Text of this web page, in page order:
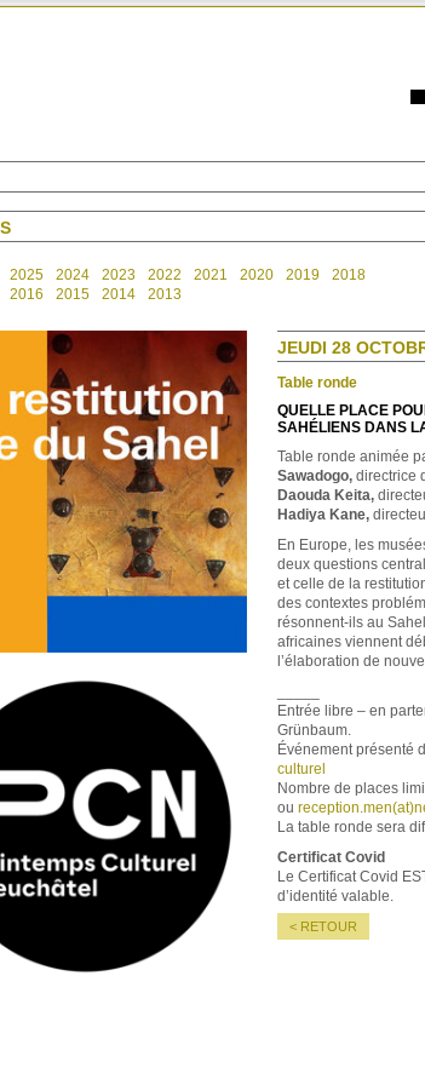
2025 2024 2023 2022 2021 2020 2019
2018
2016 2015 2014 2013
JEUDI 28
Table ronde
QUELLE PLACE
SAHÉLIENS DANS
Table ronde animée
Sawadogo, directrice
Daouda Keita,
Hadiya Kane,
En Europe, les
deux questions
et celle de la
des contextes
résonnent-ils au
africaines viennent
l’élaboration de
Entrée libre – en
Grünbaum.
Événement présenté
culturel
Nombre de places
ou
La table ronde sera
Certificat Covid
Le Certificat Covid
d’identité valable.
< RETOUR